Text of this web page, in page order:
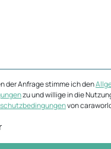
der Anfrage stimme ich den
zu und willige in die
von